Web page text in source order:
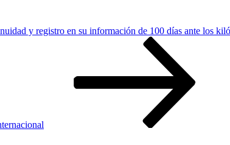
y registro en su información de 100 días ante los